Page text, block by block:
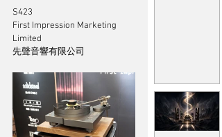
S423
First Impression Marketing
Limited
先聲音響有限公司